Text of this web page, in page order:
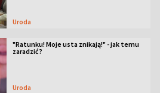
Uroda
"Ratunku! Moje usta znikają!" - jak temu
zaradzić?
Uroda